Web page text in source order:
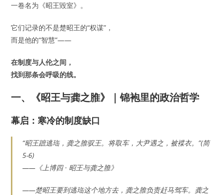
一卷名为《昭王毀室》。
它们记录的不是楚昭王的“权谋”，
而是他的“智慧”——
在制度与人伦之间，
找到那条会呼吸的线。
一、《昭王与龚之脽》｜锦袍里的政治哲学
幕启：寒冷的制度缺口
“昭王蹠逃珤，龚之脽驭王。将取车，大尹遇之，被褋衣。”(简
5-6)
——《上博四 · 昭王与龚之脽》
——楚昭王要到逃珤这个地方去，龚之脽负责赶马驾车。龚之